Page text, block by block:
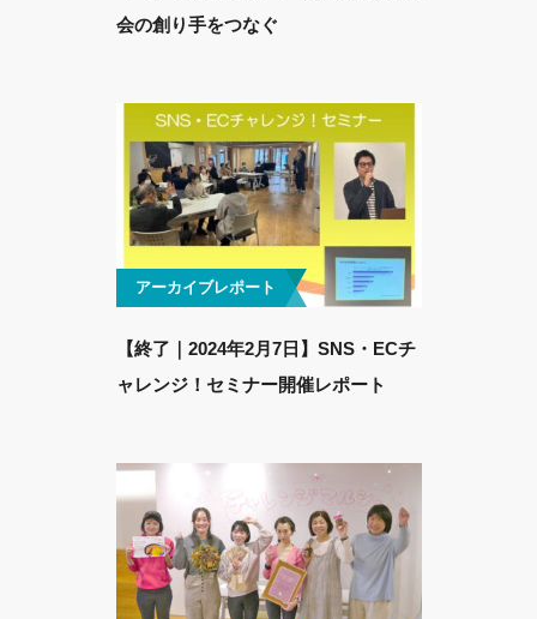
会の創り手をつなぐ
アーカイブレポート
【終了｜2024年2月7日】SNS・ECチ
ャレンジ！セミナー開催レポート